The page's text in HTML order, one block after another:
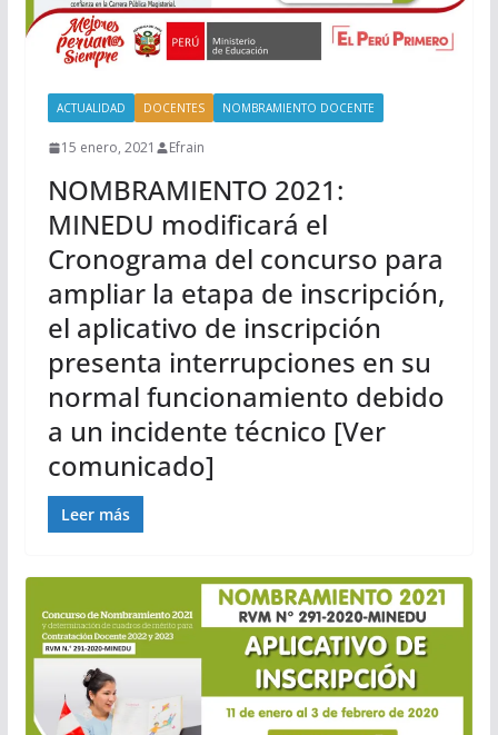
ACTUALIDAD DOCENTES NOMBRAMIENTO DOCENTE
15 enero, 2021 Efrain
NOMBRAMIENTO 2021:
MINEDU modificará el
Cronograma del concurso para
ampliar la etapa de inscripción,
el aplicativo de inscripción
presenta interrupciones en su
normal funcionamiento debido
a un incidente técnico [Ver
comunicado]
Leer más